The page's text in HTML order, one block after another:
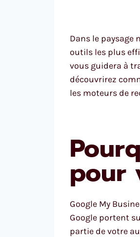
Dans le
outils les plus
vous guidera à
découvrirez
les moteurs de
pour
Google My
Google portent
partie de votre